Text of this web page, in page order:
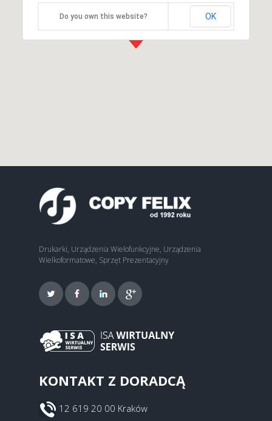
Do you own this website? OK
Drukarki, Urządzenia Wielofunkcyjne, Urządzenia
Wielkoformatowe, Sprzęt Prezentacyjny
KONTAKT Z DORADCĄ
12 619 20 00 Kraków